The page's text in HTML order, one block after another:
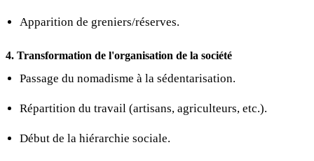
Apparition de greniers/réserves.
4. Transformation de l'organisation de la société
Passage du nomadisme à la sédentarisation.
Répartition du travail (artisans, agriculteurs, etc.).
Début de la hiérarchie sociale.